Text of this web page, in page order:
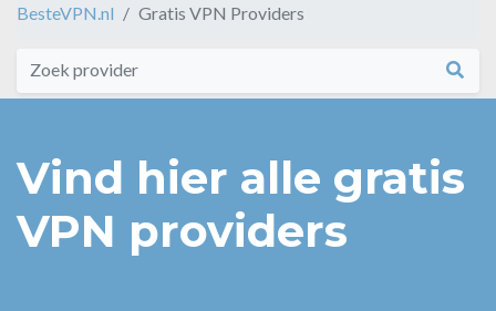
BesteVPN.nl Gratis VPN Providers
Vind hier alle gratis
VPN providers